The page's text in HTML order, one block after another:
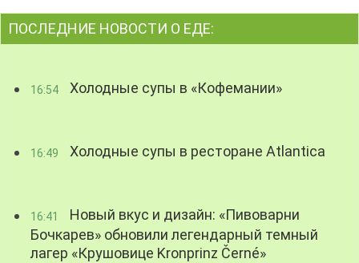
ПОСЛЕДНИЕ НОВОСТИ О ЕДЕ:
16:54 Холодные супы в «Кофемании»
16:49 Холодные супы в ресторане Atlantica
16:41
Новый вкус и дизайн: «Пивоварни
Бочкарев» обновили легендарный темный
лагер «Крушовице Kronprinz Černé»